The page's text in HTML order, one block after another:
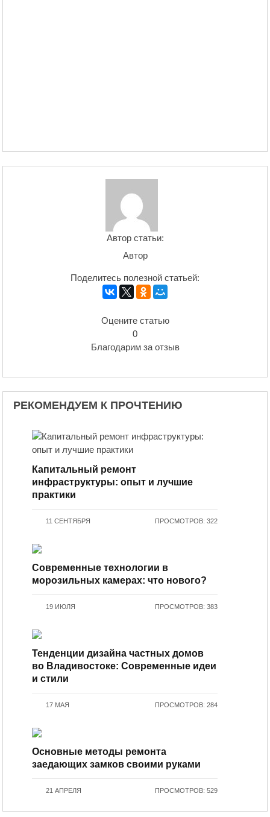
Автор статьи:
Автор
Поделитесь полезной статьей:
Оцените статью
0
Благодарим за отзыв
РЕКОМЕНДУЕМ К ПРОЧТЕНИЮ
Капитальный ремонт
инфраструктуры: опыт и лучшие
практики
11 СЕНТЯБРЯ ПРОСМОТРОВ: 322
Современные технологии в
морозильных камерах: что нового?
19 ИЮЛЯ ПРОСМОТРОВ: 383
Тенденции дизайна частных домов
во Владивостоке: Современные идеи
и стили
17 МАЯ ПРОСМОТРОВ: 284
Основные методы ремонта
заедающих замков своими руками
21 АПРЕЛЯ ПРОСМОТРОВ: 529